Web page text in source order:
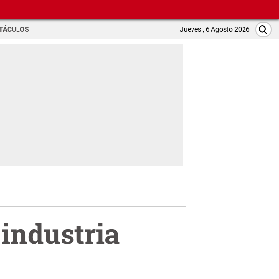
Jueves , 6 Agosto 2026